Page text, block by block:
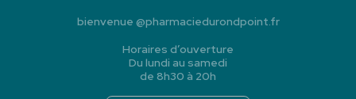
bienvenue @pharmaciedurondpoint.fr
Horaires d’ouverture
Du lundi au samedi
de 8h30 à 20h